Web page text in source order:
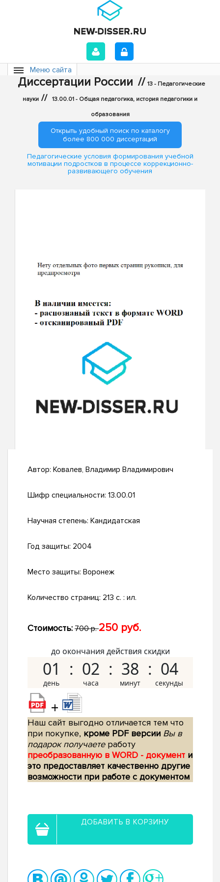
Меню сайта
Диссертации России // 13 - Педагогические
науки // 13.00.01 - Общая педагогика, история педагогики и
образования
Открыть удобный поиск по каталогу
более 800 000 диссертаций
Педагогические условия формирования учебной
мотивации подростков в процессе коррекционно-
развивающего обучения
Автор: Ковалев, Владимир Владимирович
Шифр специальности: 13.00.01
Научная степень: Кандидатская
Год защиты: 2004
Место защиты: Воронеж
Количество страниц: 213 с. : ил.
Стоимость: 700 р.250 руб.
до окончания действия скидки
01 02 38 03
+
Наш сайт выгодно отличается тем что
при покупке, кроме PDF версии Вы в
подарок получаетеработу
преобразованную в WORD - документ и
это предоставляет качественно другие
возможности при работе с документом
ДОБАВИТЬ В КОРЗИНУ